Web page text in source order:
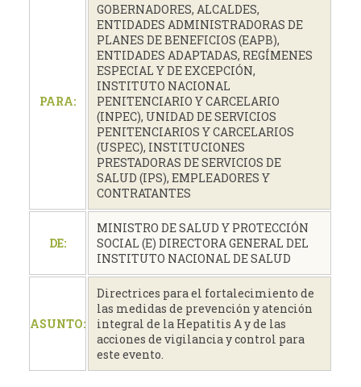
PARA:
GOBERNADORES, ALCALDES,
ENTIDADES ADMINISTRADORAS DE
PLANES DE BENEFICIOS (EAPB),
ENTIDADES ADAPTADAS, REGÍMENES
ESPECIAL Y DE EXCEPCIÓN,
INSTITUTO NACIONAL
PENITENCIARIO Y CARCELARIO
(INPEC), UNIDAD DE SERVICIOS
PENITENCIARIOS Y CARCELARIOS
(USPEC), INSTITUCIONES
PRESTADORAS DE SERVICIOS DE
SALUD (IPS), EMPLEADORES Y
CONTRATANTES
DE:
MINISTRO DE SALUD Y PROTECCIÓN
SOCIAL (E) DIRECTORA GENERAL DEL
INSTITUTO NACIONAL DE SALUD
ASUNTO:
Directrices para el fortalecimiento de
las medidas de prevención y atención
integral de la Hepatitis A y de las
acciones de vigilancia y control para
este evento.